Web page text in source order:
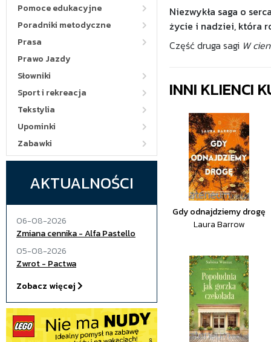
Pomoce edukacyjne
Poradniki metodyczne
Prasa
Prawo Jazdy
Słowniki
Sport i rekreacja
Tekstylia
Upominki
Zabawki
AKTUALNOŚCI
06-08-2026
Zmiana cennika - Alfa Pastello
05-08-2026
Zwrot - Pactwa
Zobacz więcej
Niezwykła saga o
życie i nadziei, która
Część druga sagi W
INNI KLIENCI
Gdy odnajdziemy drogę
Laura Barrow